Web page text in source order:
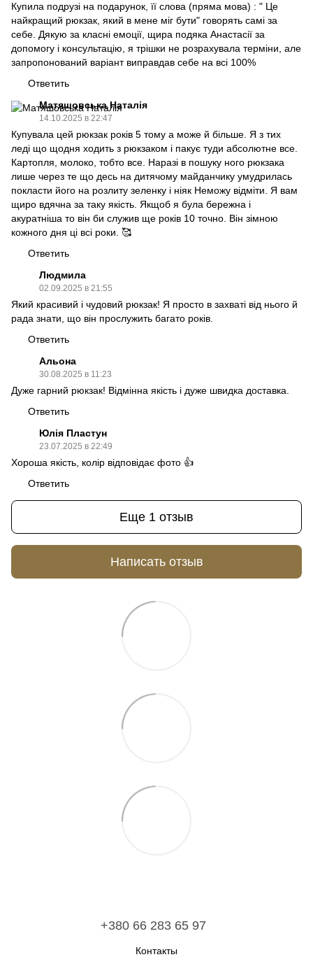
Купила подрузі на подарунок, її слова (пряма мова) : " Це
найкращий рюкзак, який в мене міг бути" говорять самі за
себе. Дякую за класні емоції, щира подяка Анастасії за
допомогу і консультацію, я трішки не розрахувала терміни, але
запропонований варіант виправдав себе на всі 100%
Ответить
Матяшовська Наталія
14.10.2025 в 22:47
Купувала цей рюкзак років 5 тому а може й більше. Я з тих
леді що щодня ходить з рюкзаком і пакує туди абсолютне все.
Картопля, молоко, тобто все. Наразі в пошуку ного рюкзака
лише через те що десь на дитячому майданчику умудрилась
покласти його на розлиту зеленку і ніяк Неможу відміти. Я вам
щиро вдячна за таку якість. Якщоб я була бережна і
акуратніша то він би служив ще років 10 точно. Він зімною
кожного дня ці всі роки. 🥰
Ответить
Людмила
02.09.2025 в 21:55
Який красивий і чудовий рюкзак! Я просто в захваті від нього й
рада знати, що він прослужить багато років.
Ответить
Альона
30.08.2025 в 11:23
Дуже гарний рюкзак! Відмінна якість і дуже швидка доставка.
Ответить
Юлія Пластун
23.07.2025 в 22:49
Хороша якість, колір відповідає фото 👍
Ответить
Еще 1 отзыв
Написать отзыв
+380 66 283 65 97
Контакты